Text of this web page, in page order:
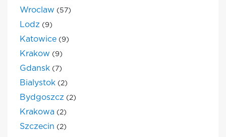
Wroclaw (57)
Lodz (9)
Katowice (9)
Krakow (9)
Gdansk (7)
Bialystok (2)
Bydgoszcz (2)
Krakowa (2)
Szczecin (2)